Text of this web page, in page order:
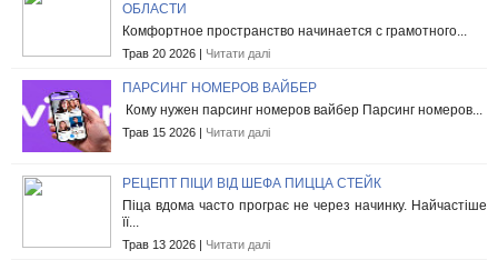
ОБЛАСТИ
Комфортное пространство начинается с грамотного...
Трав 20 2026 | Читати далі
ПАРСИНГ НОМЕРОВ ВАЙБЕР
Кому нужен парсинг номеров вайбер Парсинг номеров...
Трав 15 2026 | Читати далі
РЕЦЕПТ ПІЦИ ВІД ШЕФА ПИЦЦА СТЕЙК
Піца вдома часто програє не через начинку. Найчастіше
її...
Трав 13 2026 | Читати далі